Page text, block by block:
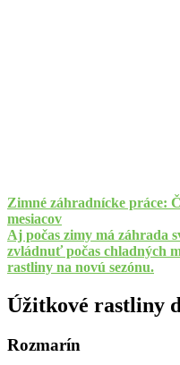
Zimné záhradnícke práce:
mesiacov
Aj počas zimy má záhrada
zvládnuť počas chladných
rastliny na novú sezónu.
Úžitkové rastliny
Rozmarín